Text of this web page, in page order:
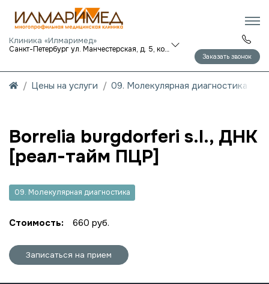
Клиника «Илмаримед»
Санкт-Петербург ул. Манчестерская, д. 5, корп. 1
Заказать звонок
Цены на услуги 09. Молекулярная диагностика
Borrelia burgdorferi s.l., ДНК
[реал-тайм ПЦР]
09. Молекулярная диагностика
Стоимость: 660 руб.
Записаться на прием